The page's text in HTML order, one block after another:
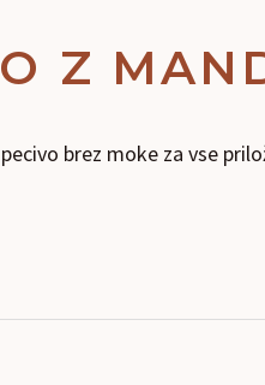
Z
brez moke za vse